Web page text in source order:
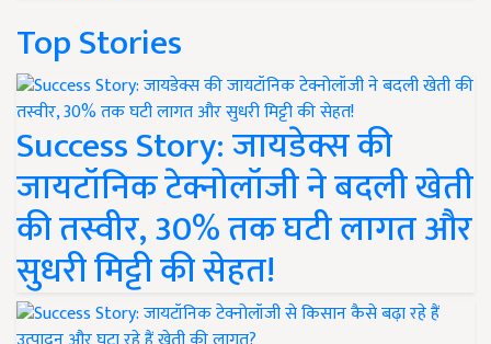
Top Stories
Success Story: जायडेक्स की
जायटॉनिक टेक्नोलॉजी ने बदली खेती
की तस्वीर, 30% तक घटी लागत और
सुधरी मिट्टी की सेहत!